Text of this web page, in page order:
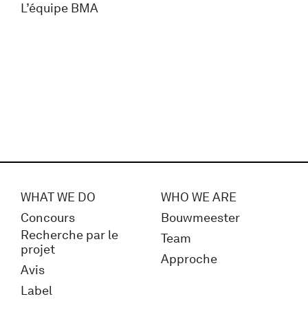
L’équipe BMA
WHAT WE DO
Concours
Recherche par le
projet
Avis
Label
WHO WE ARE
Bouwmeester
Team
Approche